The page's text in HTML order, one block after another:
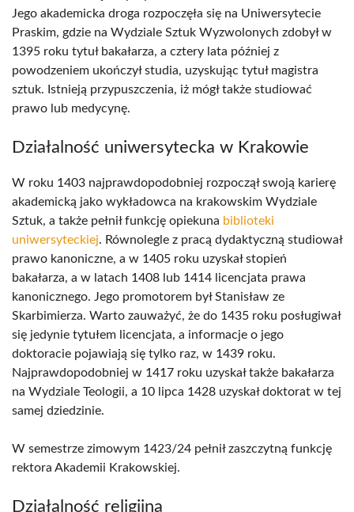
Jego akademicka droga rozpoczęła się na Uniwersytecie
Praskim, gdzie na Wydziale Sztuk Wyzwolonych zdobył w
1395 roku tytuł bakałarza, a cztery lata później z
powodzeniem ukończył studia, uzyskując tytuł magistra
sztuk. Istnieją przypuszczenia, iż mógł także studiować
prawo lub medycynę.
Działalność uniwersytecka w Krakowie
W roku 1403 najprawdopodobniej rozpoczął swoją karierę
akademicką jako wykładowca na krakowskim Wydziale
Sztuk, a także pełnił funkcję opiekuna biblioteki
uniwersyteckiej. Równolegle z pracą dydaktyczną studiował
prawo kanoniczne, a w 1405 roku uzyskał stopień
bakałarza, a w latach 1408 lub 1414 licencjata prawa
kanonicznego. Jego promotorem był Stanisław ze
Skarbimierza. Warto zauważyć, że do 1435 roku posługiwał
się jedynie tytułem licencjata, a informacje o jego
doktoracie pojawiają się tylko raz, w 1439 roku.
Najprawdopodobniej w 1417 roku uzyskał także bakałarza
na Wydziale Teologii, a 10 lipca 1428 uzyskał doktorat w tej
samej dziedzinie.
W semestrze zimowym 1423/24 pełnił zaszczytną funkcję
rektora Akademii Krakowskiej.
Działalność religijna